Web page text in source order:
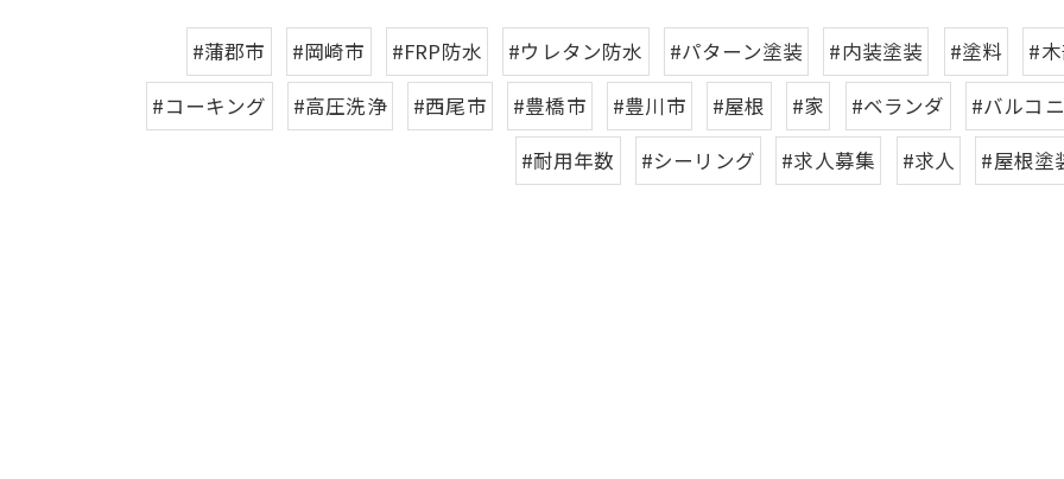
#蒲郡市 #岡崎市 #FRP防水 #ウレタン防水 #パターン塗装 #内装塗装 #塗料 #
#コーキング
#高圧洗浄 #西尾市 #豊橋市 #豊川市 #屋根 #家 #ベランダ #バルコ
#耐用年数
#シーリング #求人募集 #求人 #屋根塗